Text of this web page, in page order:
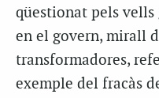
qüestionat pels
en el govern, mirall
transformadores,
exemple del fracàs